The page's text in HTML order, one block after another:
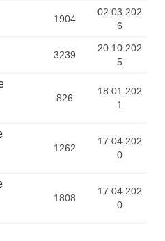
1904
02.03.202
6
3239
20.10.202
5
826
18.01.202
1
1262
17.04.202
0
1808
17.04.202
0